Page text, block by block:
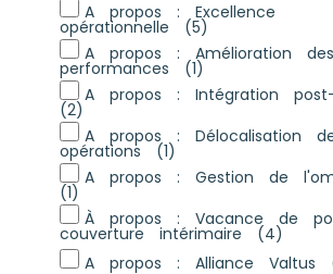
A propos : Excellence
opérationnelle (5)
A propos : Amélioration des
performances (1)
A propos : Intégration post-
(2)
A propos : Délocalisation
opérations (1)
A propos : Gestion de
(1)
À propos : Vacance de
couverture intérimaire (4)
A propos : Alliance Valtus